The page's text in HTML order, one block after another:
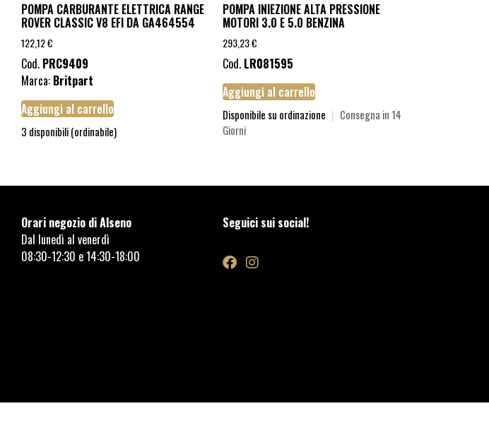
POMPA CARBURANTE ELETTRICA RANGE
ROVER CLASSIC V8 EFI DA GA464554
122,12€
Cod. PRC9409
Marca: Britpart
Aggiungi al carrello
3 disponibili (ordinabile)
POMPA INIEZIONE ALTA PRESSIONE
MOTORI 3.0 E 5.0 BENZINA
293,23€
Cod. LR081595
Aggiungi al carrello
Disponibile su ordinazione | Consegna in 14
Giorni
Orari negozio di Alseno
Dal lunedì al venerdì
08:30-12:30 e 14:30-18:00
Seguici sui social!